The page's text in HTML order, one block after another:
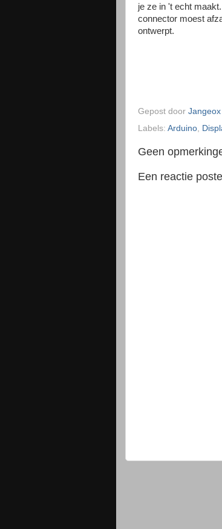
je ze in 't echt
connector moest
ontwerpt.
Gepost door Jangeox
Labels: Arduino
Geen
Een reactie